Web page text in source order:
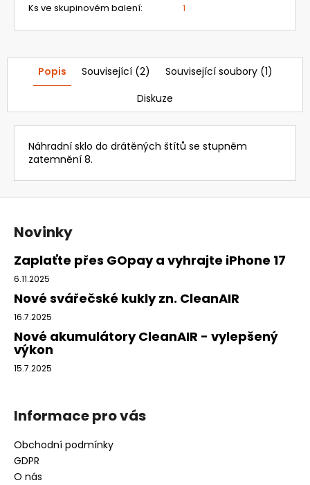
Ks ve skupinovém balení: 1
Popis Související (2)
Související soubory (1)
Diskuze
Náhradní sklo do drátěných štítů se stupněm
zatemnění 8.
Z
Novinky
Zaplaťte přes GOpay a vyhrajte iPhone 17
6.11.2025
Nové svářečské kukly zn. CleanAIR
16.7.2025
Nové akumulátory CleanAIR - vylepšený
výkon
15.7.2025
Informace pro vás
Obchodní podmínky
GDPR
O nás